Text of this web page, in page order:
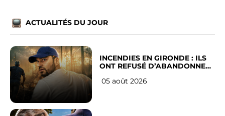
ACTUALITÉS DU JOUR
INCENDIES EN GIRONDE : ILS
ONT REFUSÉ D’ABANDONNER
05 août 2026